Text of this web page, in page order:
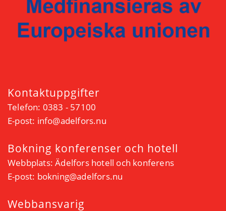
Kontaktuppgifter
Telefon: 0383 - 57100
E-post: info@adelfors.nu
Bokning konferenser och hotell
Webbplats:Ädelfors hotell och konferens
E-post: bokning@adelfors.nu
Webbansvarig